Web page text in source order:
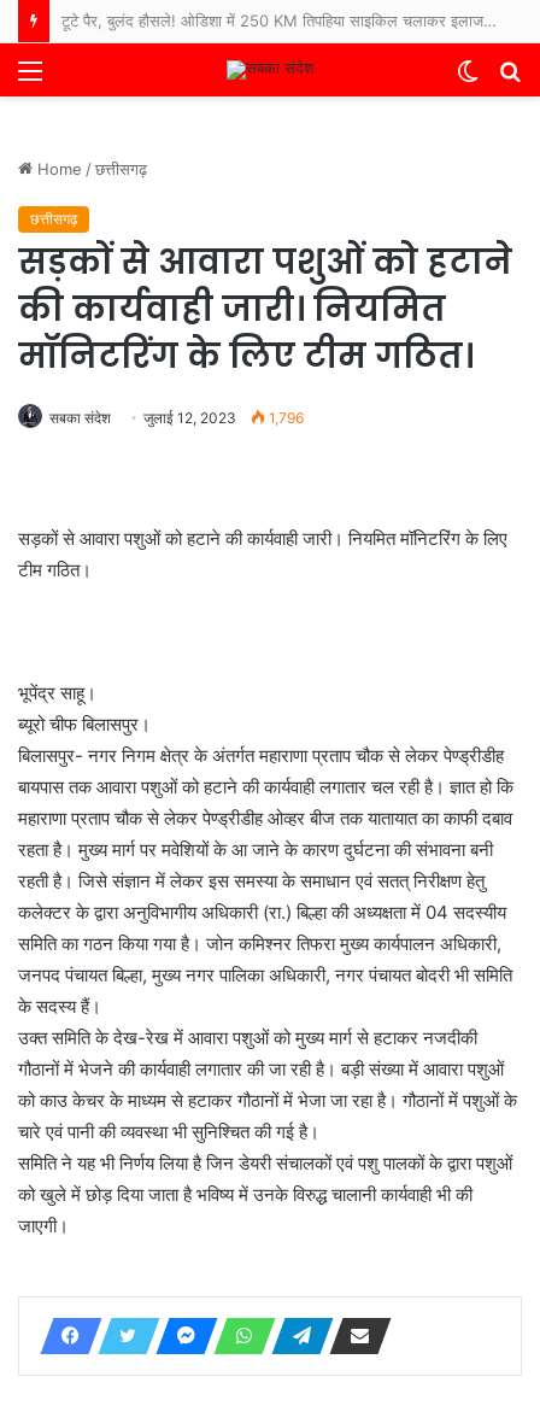
टूटे पैर, बुलंद हौसले! ओडिशा में 250 KM तिपहिया साइकिल चलाकर इलाज कराने अस्पताल पहुंचे 65 साल के बुजुर्ग
Menu
Switch
Home /छत्तीसगढ़
छत्तीसगढ़
सड़कों से आवारा पशुओं को हटाने
की कार्यवाही जारी। नियमित
मॉनिटरिंग के लिए टीम गठित।
सबका संदेश जुलाई 12, 2023 1,796
सड़कों से आवारा पशुओं को हटाने की कार्यवाही जारी। नियमित मॉनिटरिंग के लिए
टीम गठित।
भूपेंद्र साहू।
ब्यूरो चीफ बिलासपुर।
बिलासपुर- नगर निगम क्षेत्र के अंतर्गत महाराणा प्रताप चौक से लेकर पेण्ड्रीडीह
बायपास तक आवारा पशुओं को हटाने की कार्यवाही लगातार चल रही है। ज्ञात हो कि
महाराणा प्रताप चौक से लेकर पेण्ड्रीडीह ओव्हर बीज तक यातायात का काफी दबाव
रहता है। मुख्य मार्ग पर मवेशियों के आ जाने के कारण दुर्घटना की संभावना बनी
रहती है। जिसे संज्ञान में लेकर इस समस्या के समाधान एवं सतत् निरीक्षण हेतु
कलेक्टर के द्वारा अनुविभागीय अधिकारी (रा.) बिल्हा की अध्यक्षता में 04 सदस्यीय
समिति का गठन किया गया है। जोन कमिश्नर तिफरा मुख्य कार्यपालन अधिकारी,
जनपद पंचायत बिल्हा, मुख्य नगर पालिका अधिकारी, नगर पंचायत बोदरी भी समिति
के सदस्य हैं।
उक्त समिति के देख-रेख में आवारा पशुओं को मुख्य मार्ग से हटाकर नजदीकी
गौठानों में भेजने की कार्यवाही लगातार की जा रही है। बड़ी संख्या में आवारा पशुओं
को काउ केचर के माध्यम से हटाकर गौठानों में भेजा जा रहा है। गौठानों में पशुओं के
चारे एवं पानी की व्यवस्था भी सुनिश्चित की गई है।
समिति ने यह भी निर्णय लिया है जिन डेयरी संचालकों एवं पशु पालकों के द्वारा पशुओं
को खुले में छोड़ दिया जाता है भविष्य में उनके विरुद्ध चालानी कार्यवाही भी की
जाएगी।